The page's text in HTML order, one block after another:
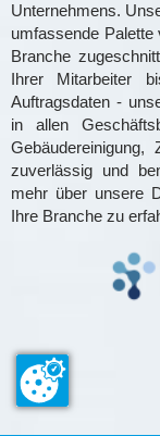
Unternehmens.
umfassende Palette
Branche
Ihrer Mitarbeiter
Auftragsdaten -
in allen
Gebäudereinigung,
zuverlässig und
mehr über unsere
Ihre Branche zu